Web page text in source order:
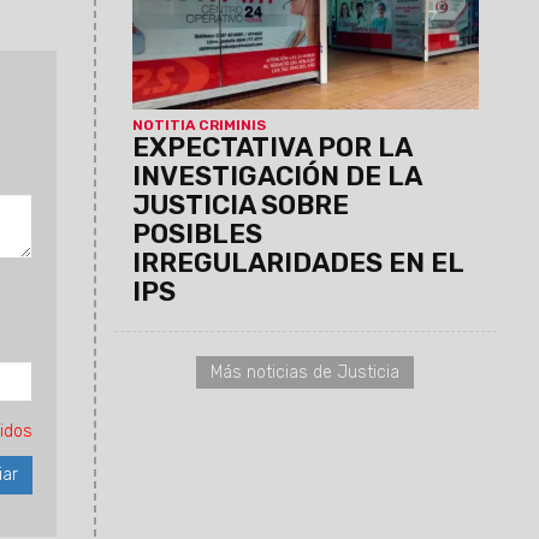
NOTITIA CRIMINIS
EXPECTATIVA POR LA
INVESTIGACIÓN DE LA
JUSTICIA SOBRE
POSIBLES
IRREGULARIDADES EN EL
IPS
Público Fiscal reafirmó su
compromiso con el control de
legalidad y la protección del
patrimonio público.
Más noticias de Justicia